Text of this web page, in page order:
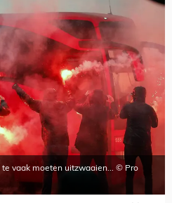
vaak moeten uitzwaaien... © Pro